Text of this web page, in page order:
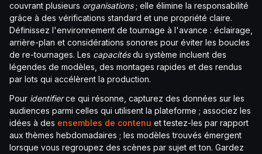
couvrant plusieurs organisations; elle élimine la responsabilité
grâce à des vérifications standard et une propriété claire.
Définissez l'environnement de tournage à l'avance : éclairage,
arrière-plan et considérations sonores pour éviter les boucles
de re-tournages. Les capacitésdu système incluent des
légendes de modèles, des montages rapides et des rendus
par lots qui accélèrent la production.
Pour identifierce qui résonne, capturez des données sur les
audiences parmi celles qui utilisent la plateforme ; associez les
idées à des ensembles de contenu et testez-les par rapport
aux thèmes hebdomadaires ; les modèles trouvés émergent
lorsque vous regroupez des scènes par sujet et ton. Gardez